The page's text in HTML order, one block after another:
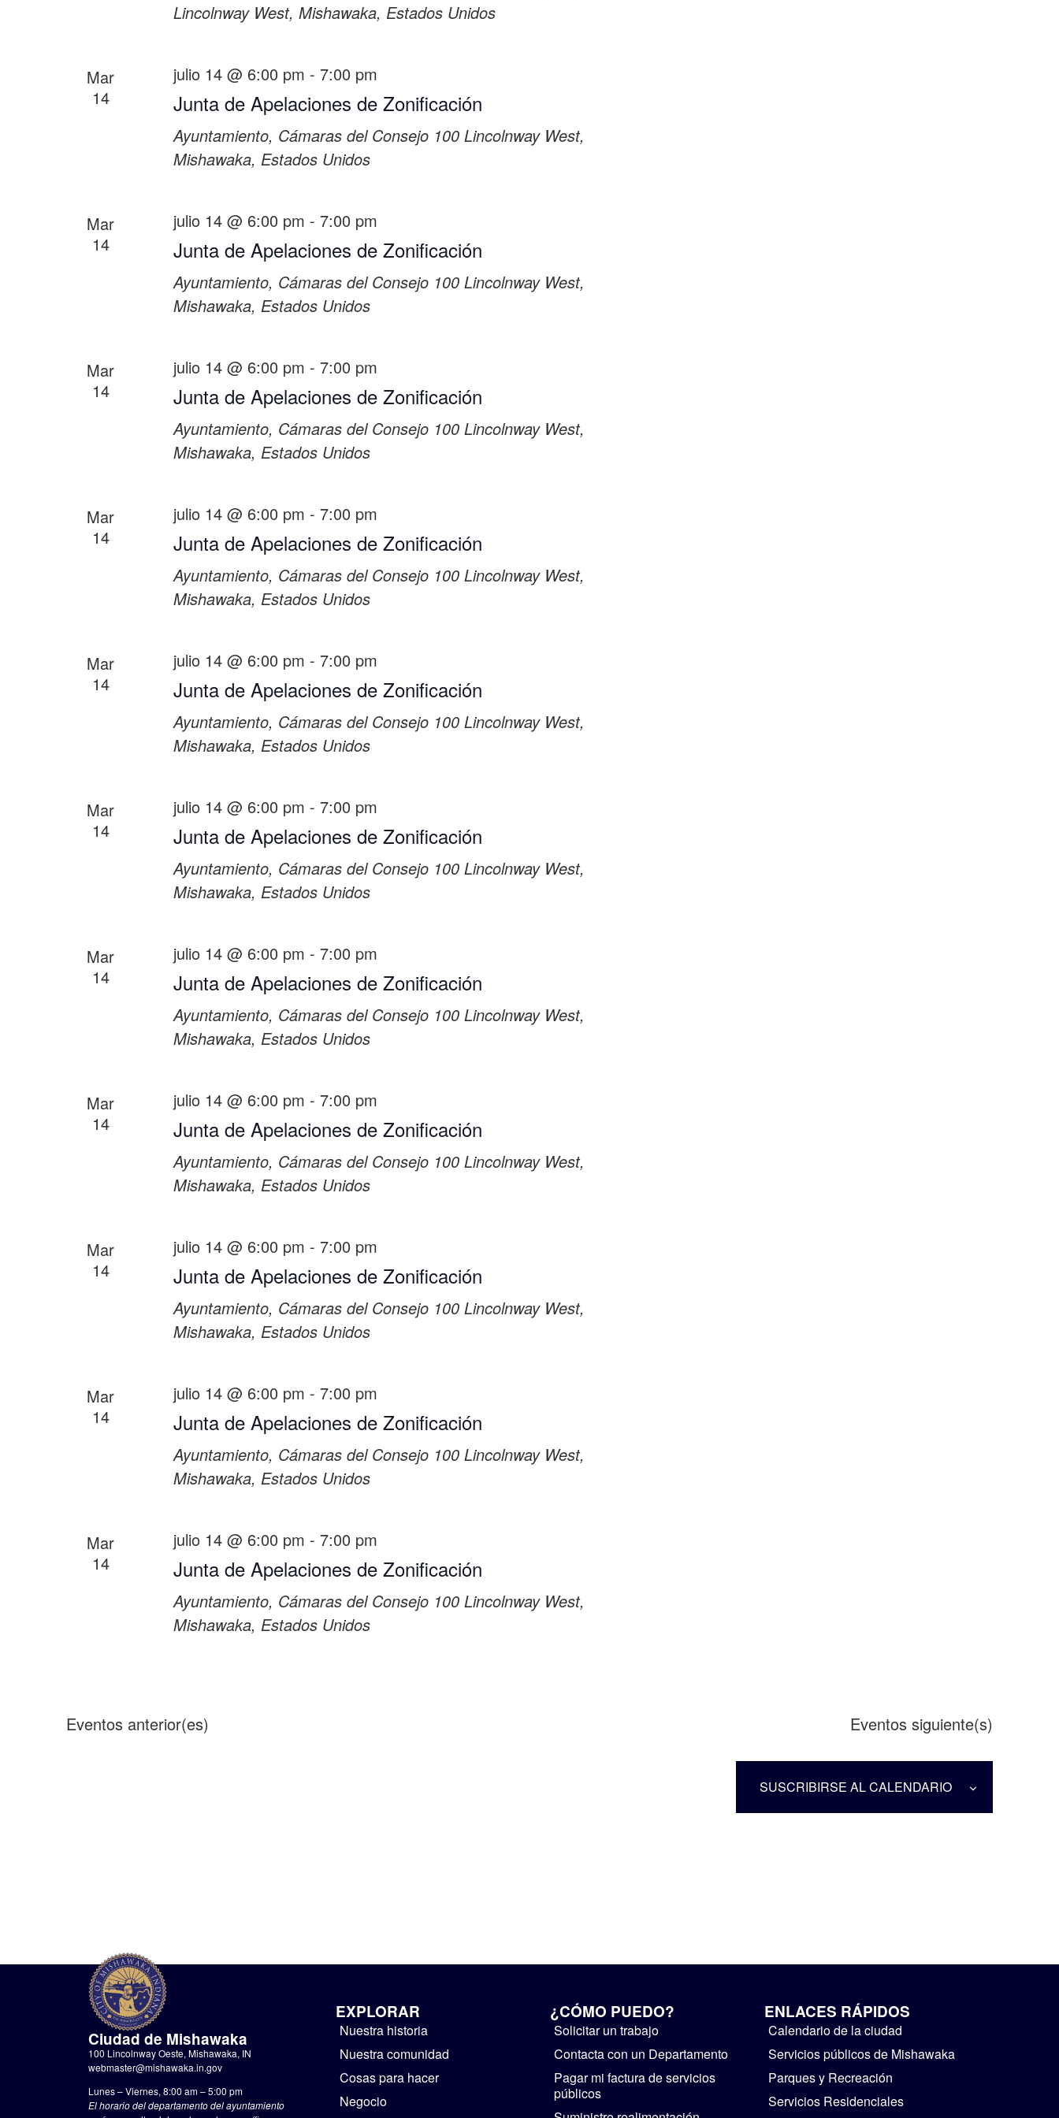
Lincolnway West, Mishawaka, Estados Unidos
Mar
14
Junta de Apelaciones de Zonificación
julio 14 @ 6:00 pm - 7:00 pm
Ayuntamiento, Cámaras del Consejo 100 Lincolnway West,
Mishawaka, Estados Unidos
Mar
14
Junta de Apelaciones de Zonificación
julio 14 @ 6:00 pm - 7:00 pm
Ayuntamiento, Cámaras del Consejo 100 Lincolnway West,
Mishawaka, Estados Unidos
Mar
14
Junta de Apelaciones de Zonificación
julio 14 @ 6:00 pm - 7:00 pm
Ayuntamiento, Cámaras del Consejo 100 Lincolnway West,
Mishawaka, Estados Unidos
Mar
14
Junta de Apelaciones de Zonificación
julio 14 @ 6:00 pm - 7:00 pm
Ayuntamiento, Cámaras del Consejo 100 Lincolnway West,
Mishawaka, Estados Unidos
Mar
14
Junta de Apelaciones de Zonificación
julio 14 @ 6:00 pm - 7:00 pm
Ayuntamiento, Cámaras del Consejo 100 Lincolnway West,
Mishawaka, Estados Unidos
Mar
14
Junta de Apelaciones de Zonificación
julio 14 @ 6:00 pm - 7:00 pm
Ayuntamiento, Cámaras del Consejo 100 Lincolnway West,
Mishawaka, Estados Unidos
Mar
14
Junta de Apelaciones de Zonificación
julio 14 @ 6:00 pm - 7:00 pm
Ayuntamiento, Cámaras del Consejo 100 Lincolnway West,
Mishawaka, Estados Unidos
Mar
14
Junta de Apelaciones de Zonificación
julio 14 @ 6:00 pm - 7:00 pm
Ayuntamiento, Cámaras del Consejo 100 Lincolnway West,
Mishawaka, Estados Unidos
Mar
14
Junta de Apelaciones de Zonificación
julio 14 @ 6:00 pm - 7:00 pm
Ayuntamiento, Cámaras del Consejo 100 Lincolnway West,
Mishawaka, Estados Unidos
Mar
14
Junta de Apelaciones de Zonificación
julio 14 @ 6:00 pm - 7:00 pm
Ayuntamiento, Cámaras del Consejo 100 Lincolnway West,
Mishawaka, Estados Unidos
Mar
14
Junta de Apelaciones de Zonificación
julio 14 @ 6:00 pm - 7:00 pm
Ayuntamiento, Cámaras del Consejo 100 Lincolnway West,
Mishawaka, Estados Unidos
Eventos anterior(es) Eventos siguiente(s)
SUSCRIBIRSE AL CALENDARIO
Ciudad de Mishawaka
100 Lincolnway Oeste, Mishawaka, IN
webmaster@mishawaka.in.gov
Lunes – Viernes, 8:00 am – 5:00 pm
El horario del departamento del ayuntamiento
EXPLORAR
Nuestra historia
Nuestra comunidad
Cosas para hacer
Negocio
¿CÓMO PUEDO?
Solicitar un trabajo
Contacta con un Departamento
Pagar mi factura de servicios
públicos
ENLACES RÁPIDOS
Calendario de la ciudad
Servicios públicos de Mishawaka
Parques y Recreación
Servicios Residenciales